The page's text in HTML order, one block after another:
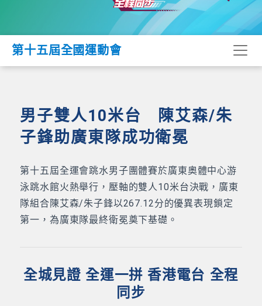
第十五屆全國運動會
男子雙人10米台 陳艾森/朱
子鋒助廣東隊成功衛冕
第十五屆全運會跳水男子團體賽於廣東奧體中心游
泳跳水館火熱舉行，壓軸的雙人10米台決戰，廣東
隊組合陳艾森/朱子鋒以267.12分的優異表現鎖定
第一，為廣東隊最終衛冕奠下基礎。
全城見證 全運一拼 香港電台 全程
同步